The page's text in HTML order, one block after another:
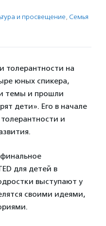
и просвещение, Семья
толерантности на
юных спикера,
темы и прошли
дети». Его в начале
и
для детей в
выступают у
своими идеями,